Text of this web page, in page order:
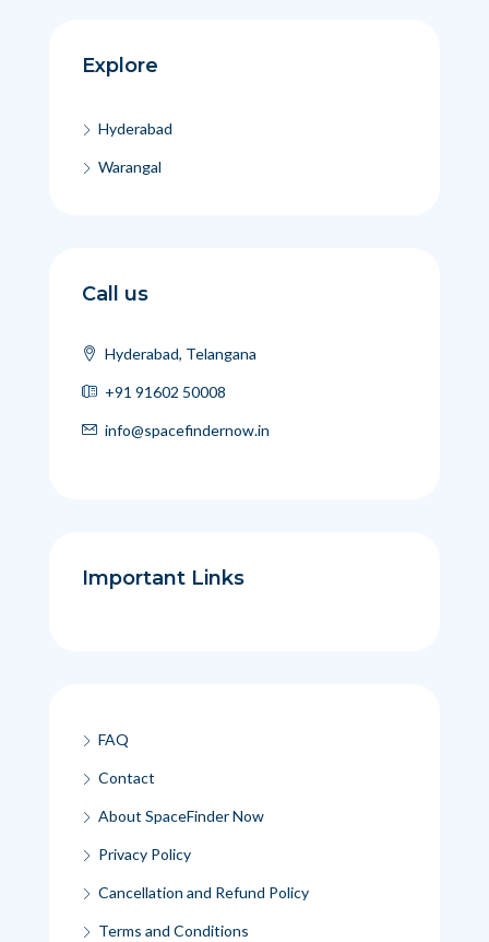
Explore
Hyderabad
Warangal
Call us
Hyderabad, Telangana
+91 91602 50008
info@spacefindernow.in
Important Links
FAQ
Contact
About SpaceFinder Now
Privacy Policy
Cancellation and Refund Policy
Terms and Conditions